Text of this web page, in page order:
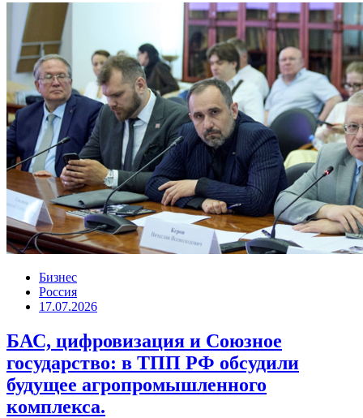
Бизнес
Россия
17.07.2026
БАС, цифровизация и Союзное
государство: в ТПП РФ обсудили
будущее агропромышленного
комплекса.